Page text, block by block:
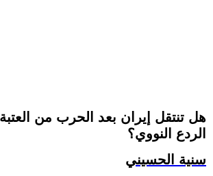
هل تنتقل إيران بعد الحرب من العتبة
الردع النووي؟
سنية الحسيني